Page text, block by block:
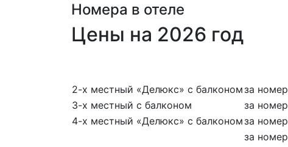
Номера в отеле
Цены на 2026 год
2-х местный «Делюкс» с балкономза номер
3-х местный с балконом
за номер
4-х местный «Делюкс» с балкономза номер
за номер